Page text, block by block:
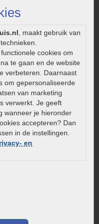
, maakt gebruik van
cookies om
te gaan en de website
verbeteren. Daarnaast
om gepersonaliseerde
van marketing
verwerkt. Je geeft
wanneer je hieronder
accepteren? Dan
in de instellingen.
en